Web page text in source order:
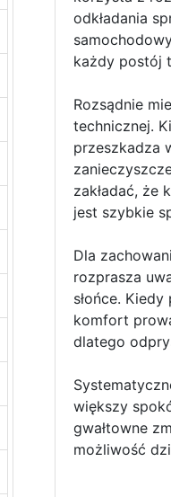
odkładania
każdy postój
Rozsądnie
technicznej.
przeszkadza
zakładać, że
jest szybkie
Dla
rozprasza
słońce.
komfort
dlatego
większy
gwałtowne
możliwość